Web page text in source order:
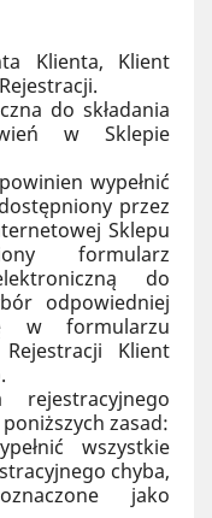
Klienta, Klient
do składania
w Sklepie
wypełnić
przez
Sklepu
formularz
do
odpowiedniej
w formularzu
Klient
rejestracyjnego
zasad:
wszystkie
chyba,
jako